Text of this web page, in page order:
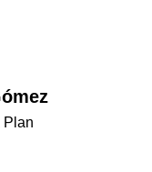
Plan